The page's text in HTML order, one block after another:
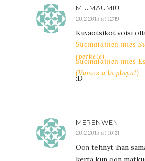
MIUMAUMIU
20.2.2015 at 12:19
Kuvaotsikot voisi
Suomalainen mies
(perkele)
Suomalainen mies
(Vamos a la playa!)
:D
MERENWEN
20.2.2015 at 16:21
Oon tehnyt ihan
kerta kun oon